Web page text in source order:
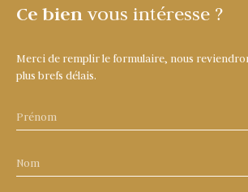
Ce bien vous intéresse ?
Merci de remplir le formulaire, nous
plus brefs délais.
Prénom
Nom